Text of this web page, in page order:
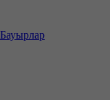
Бауырлар